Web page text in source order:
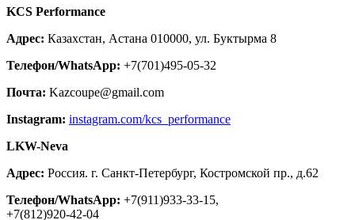
KCS Performance
Адрес: Казахстан, Астана 010000, ул. Буктырма 8
Телефон/WhatsApp: +7(701)495-05-32
Почта: Kazcoupe@gmail.com
Instagram: instagram.com/kcs_performance
LKW-Neva
Адрес: Россия. г. Санкт-Петербург, Костромской пр., д.62
Телефон/WhatsApp: +7(911)933-33-15,
+7(812)920-42-04